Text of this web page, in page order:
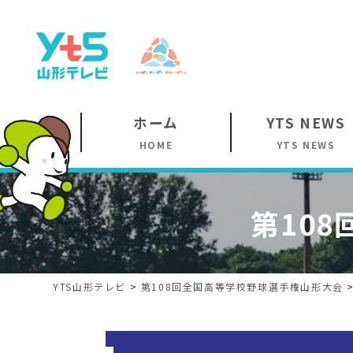
ホーム
HOME
YTS NEWS
YTS NEWS
第108
YTS山形テレビ > 第108回全国高等学校野球選手権山形大会